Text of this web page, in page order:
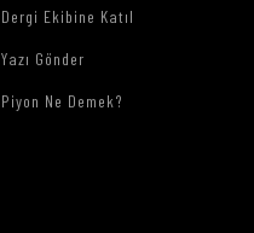
Dergi Ekibine Katıl
Yazı Gönder
Piyon Ne Demek?